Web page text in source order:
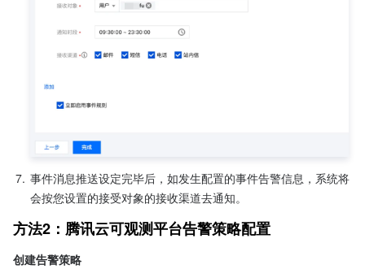
7. 事件消息推送设定完毕后，如发生配置的事件告警信息，系统将
会按您设置的接受对象的接收渠道去通知。
方法2：腾讯云可观测平台告警策略配置
创建告警策略